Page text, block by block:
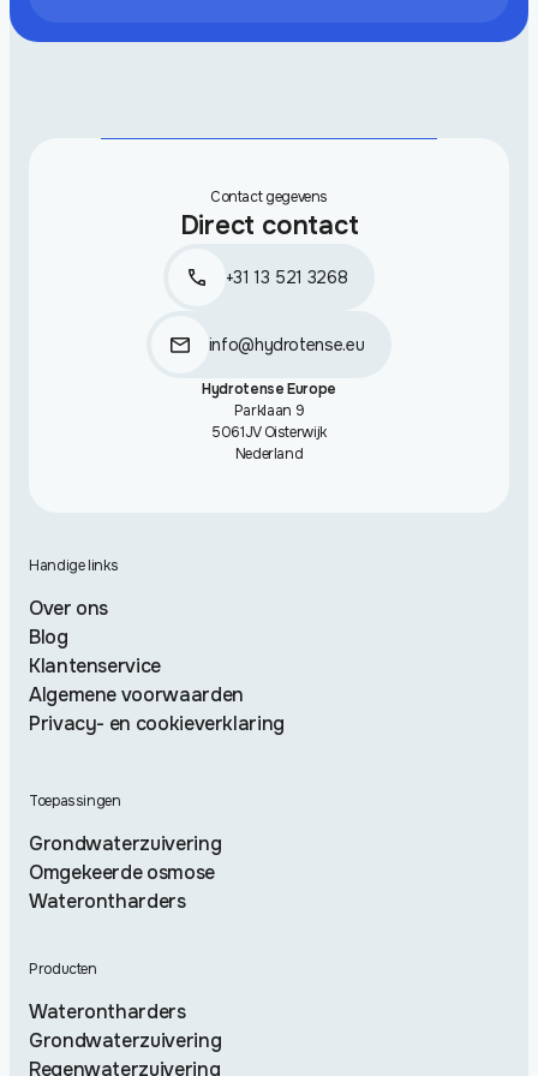
Contact gegevens
Direct contact
+31 13 521 3268
info@hydrotense.eu
Hydrotense Europe
Parklaan 9
5061JV Oisterwijk
Nederland
Handige links
Over ons
Blog
Klantenservice
Algemene voorwaarden
Privacy- en cookieverklaring
Toepassingen
Grondwaterzuivering
Omgekeerde osmose
Waterontharders
Producten
Waterontharders
Grondwaterzuivering
Regenwaterzuivering